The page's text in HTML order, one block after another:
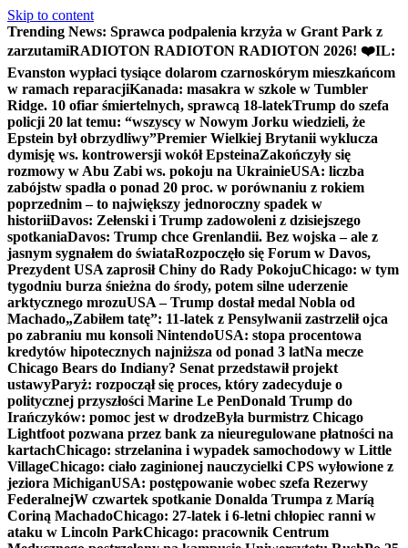
Skip to content
Trending News: Sprawca podpalenia krzyża w Grant Park z
zarzutamiRADIOTON RADIOTON RADIOTON 2026! ❤️IL:
Evanston wypłaci tysiące dolarom czarnoskórym mieszkańcom
w ramach reparacjiKanada: masakra w szkole w Tumbler
Ridge. 10 ofiar śmiertelnych, sprawcą 18-latekTrump do szefa
policji 20 lat temu: “wszyscy w Nowym Jorku wiedzieli, że
Epstein był obrzydliwy”Premier Wielkiej Brytanii wyklucza
dymisję ws. kontrowersji wokół EpsteinaZakończyły się
rozmowy w Abu Zabi ws. pokoju na UkrainieUSA: liczba
zabójstw spadła o ponad 20 proc. w porównaniu z rokiem
poprzednim – to największy jednoroczny spadek w
historiiDavos: Zełenski i Trump zadowoleni z dzisiejszego
spotkaniaDavos: Trump chce Grenlandii. Bez wojska – ale z
jasnym sygnałem do świataRozpoczęło się Forum w Davos,
Prezydent USA zaprosił Chiny do Rady PokojuChicago: w tym
tygodniu burza śnieżna do środy, potem silne uderzenie
arktycznego mrozuUSA – Trump dostał medal Nobla od
Machado„Zabiłem tatę”: 11-latek z Pensylwanii zastrzelił ojca
po zabraniu mu konsoli NintendoUSA: stopa procentowa
kredytów hipotecznych najniższa od ponad 3 latNa mecze
Chicago Bears do Indiany? Senat przedstawił projekt
ustawyParyż: rozpoczął się proces, który zadecyduje o
politycznej przyszłości Marine Le PenDonald Trump do
Irańczyków: pomoc jest w drodzeByła burmistrz Chicago
Lightfoot pozwana przez bank za nieuregulowane płatności na
kartachChicago: strzelanina i wypadek samochodowy w Little
VillageChicago: ciało zaginionej nauczycielki CPS wyłowione z
jeziora MichiganUSA: postępowanie wobec szefa Rezerwy
FederalnejW czwartek spotkanie Donalda Trumpa z Maríą
Coriną MachadoChicago: 27-latek i 6-letni chłopiec ranni w
ataku w Lincoln ParkChicago: pracownik Centrum